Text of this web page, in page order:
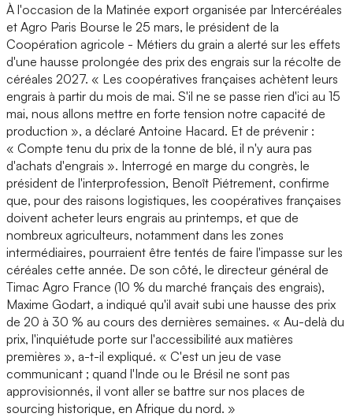
À l'occasion de la Matinée export organisée par Intercéréales
et Agro Paris Bourse le 25 mars, le président de la
Coopération agricole - Métiers du grain a alerté sur les effets
d'une hausse prolongée des prix des engrais sur la récolte de
céréales 2027. « Les coopératives françaises achètent leurs
engrais à partir du mois de mai. S'il ne se passe rien d'ici au 15
mai, nous allons mettre en forte tension notre capacité de
production », a déclaré Antoine Hacard. Et de prévenir :
« Compte tenu du prix de la tonne de blé, il n'y aura pas
d'achats d'engrais ». Interrogé en marge du congrès, le
président de l'interprofession, Benoît Piétrement, confirme
que, pour des raisons logistiques, les coopératives françaises
doivent acheter leurs engrais au printemps, et que de
nombreux agriculteurs, notamment dans les zones
intermédiaires, pourraient être tentés de faire l'impasse sur les
céréales cette année. De son côté, le directeur général de
Timac Agro France (10 % du marché français des engrais),
Maxime Godart, a indiqué qu'il avait subi une hausse des prix
de 20 à 30 % au cours des dernières semaines. « Au-delà du
prix, l'inquiétude porte sur l'accessibilité aux matières
premières », a-t-il expliqué. « C'est un jeu de vase
communicant ; quand l'Inde ou le Brésil ne sont pas
approvisionnés, il vont aller se battre sur nos places de
sourcing historique, en Afrique du nord. »